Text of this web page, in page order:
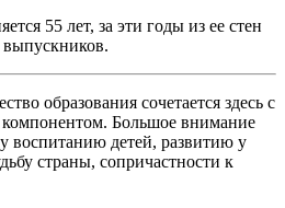
55 лет, за эти годы из ее стен
образования сочетается здесь с
Большое внимание
воспитанию детей, развитию у
страны, сопричастности к